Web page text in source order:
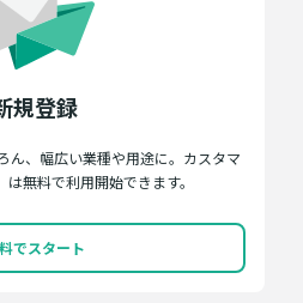
規登録
ん、幅広い業種や用途に。カスタマ
無料で利用開始できます。
でスタート